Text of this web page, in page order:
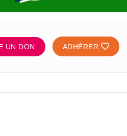
UN DON ADHÉRER